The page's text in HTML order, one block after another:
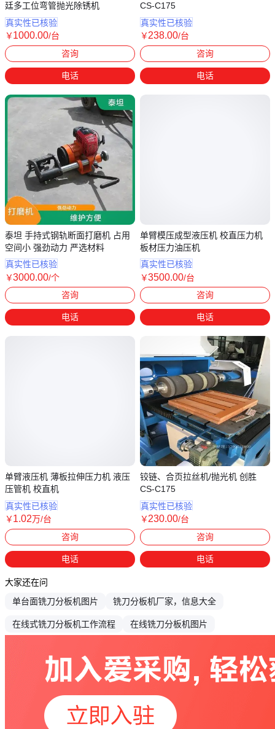
廷多工位弯管抛光除锈机
真实性已核验
￥1000.00/台
咨询
电话
泰坦 手持式钢轨断面打磨机 占用
空间小 强劲动力 严选材料
真实性已核验
￥3000.00/个
山东济宁
咨询
电话
单臂液压机 薄板拉伸压力机 液压
压管机 校直机
真实性已核验
￥1.02万/台
山东枣庄
咨询
电话
CS-C175
真实性已核验
￥238.00/台
咨询
电话
单臂模压成型液压机 校直压力机
板材压力油压机
真实性已核验
￥3500.00/台
山东枣庄
咨询
电话
铰链、合页拉丝机/抛光机 创胜
CS-C175
真实性已核验
￥230.00/台
咨询
电话
大家还在问
单台面铣刀分板机图片
铣刀分板机厂家，信息大全
在线式铣刀分板机工作流程 在线铣刀分板机图片